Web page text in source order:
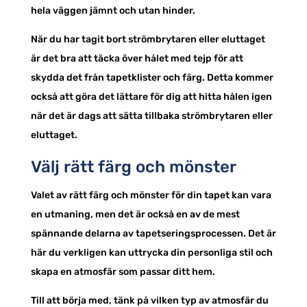
hela väggen jämnt och utan hinder.
När du har tagit bort strömbrytaren eller eluttaget
är det bra att täcka över hålet med tejp för att
skydda det från tapetklister och färg. Detta kommer
också att göra det lättare för dig att hitta hålen igen
när det är dags att sätta tillbaka strömbrytaren eller
eluttaget.
Välj rätt färg och mönster
Valet av rätt färg och mönster för din tapet kan vara
en utmaning, men det är också en av de mest
spännande delarna av tapetseringsprocessen. Det är
här du verkligen kan uttrycka din personliga stil och
skapa en atmosfär som passar ditt hem.
Till att börja med, tänk på vilken typ av atmosfär du